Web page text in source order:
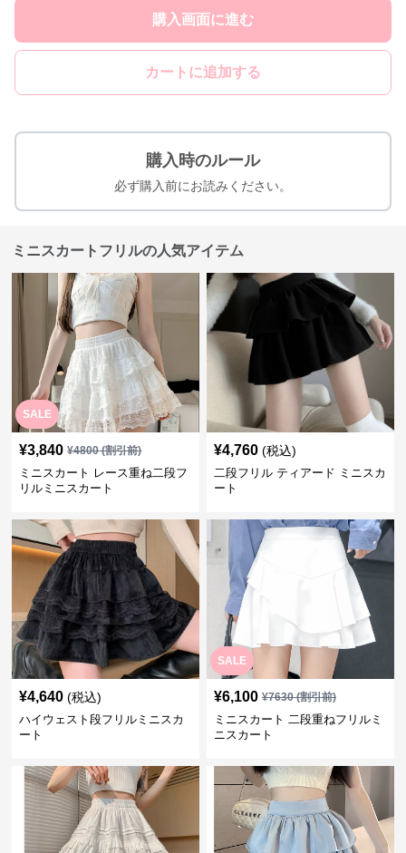
購入画面に進む
カートに追加する
購入時のルール
必ず購入前にお読みください。
ミニスカートフリルの人気アイテム
SALE
¥3,840 ¥4800(割引前)
ミニスカート レース重ね二段フ
リルミニスカート
¥4,760 (税込)
二段フリル ティアード ミニスカ
ート
¥4,640 (税込)
ハイウェスト段フリルミニスカ
ート
SALE
¥6,100 ¥7630(割引前)
ミニスカート 二段重ねフリルミ
ニスカート